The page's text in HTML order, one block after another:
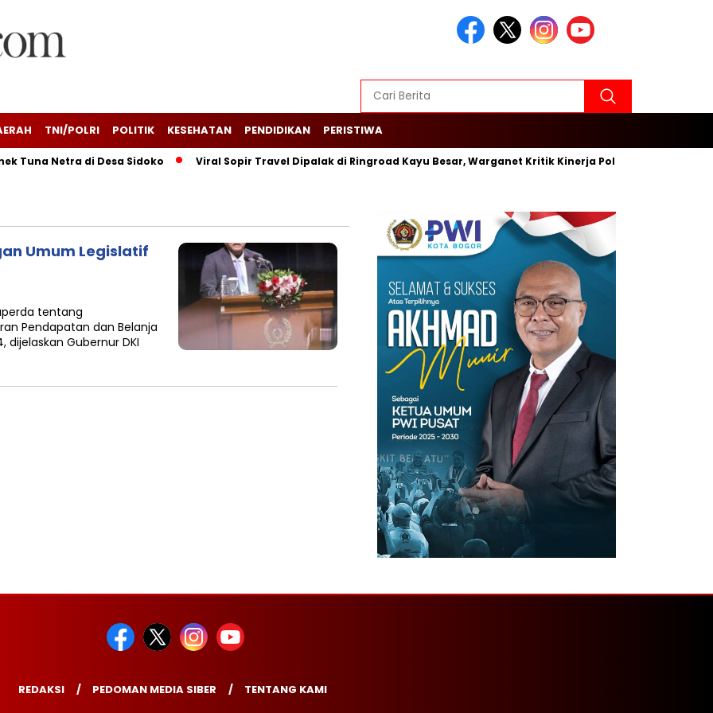
TNI/POLRI POLITIK KESEHATAN PENDIDIKAN PERISTIWA
Tuna Netra di Desa Sidoko Viral Sopir Travel Dipalak di Ringroad Kayu Besar, Warganet Kritik Kinerja Polsek Cengkareng
Umum Legislatif
tentang
Pendapatan dan Belanja
dijelaskan Gubernur DKI
REDAKSI PEDOMAN MEDIA SIBER TENTANG KAMI